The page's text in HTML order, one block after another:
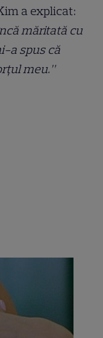
a explicat:
măritată cu
a spus că
meu.”